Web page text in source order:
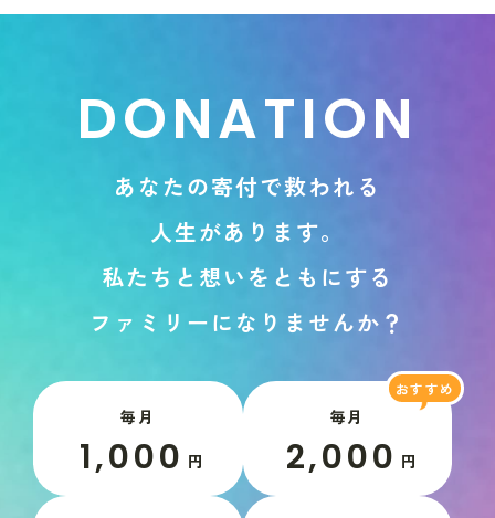
DONATION
あ な たの寄付で救われ る
人生があ り ま す。
私た ち と 想い を と も にする
フ ァ ミ リ ーに な り ま せんか ？
毎月
1,000 円
毎月
2,000 円